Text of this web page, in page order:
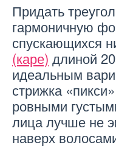
Придать
гармоничную
спускающихся
(каре) длиной
идеальным
стрижка
ровными
лица лучше не
наверх